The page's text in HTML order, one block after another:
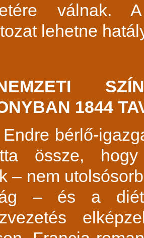
válnak.
lehetne
1844
bérlő-
össze,
– nem
– és a